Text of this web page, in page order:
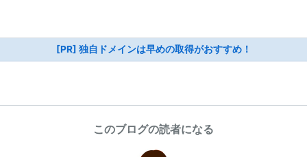
[PR] 独自ドメインは早めの取得がおすすめ！
このブログの読者になる